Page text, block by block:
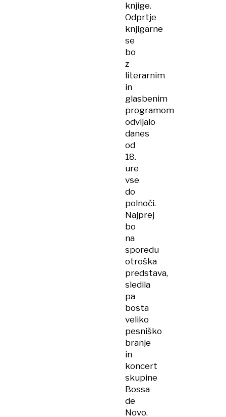
knjige.
Odprtje
knjigarne
se
bo
z
literarnim
in
glasbenim
programom
odvijalo
danes
od
18.
ure
vse
do
polnoči.
Najprej
bo
na
sporedu
otroška
predstava,
sledila
pa
bosta
veliko
pesniško
branje
in
koncert
skupine
Bossa
de
Novo.